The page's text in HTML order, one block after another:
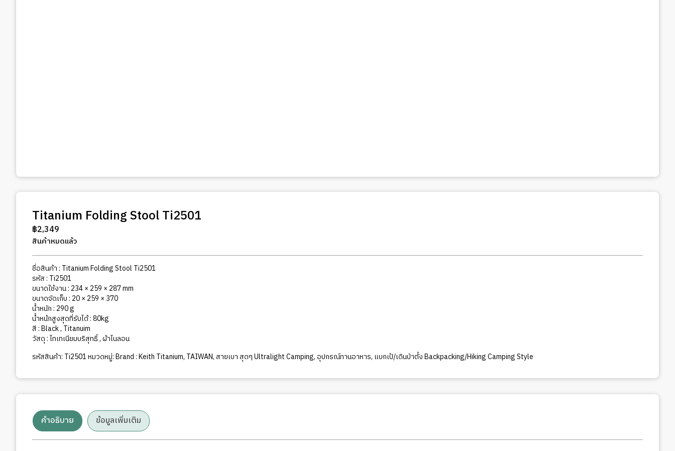
Titanium Folding Stool Ti2501
฿2,349
สินค้าหมดแล้ว
ชื่อสินค้า : Titanium Folding Stool Ti2501
รหัส : Ti2501
ขนาดใช้งาน : 234 × 259 × 287 mm
ขนาดจัดเก็บ : 20 × 259 × 370
น้ำหนัก : 290 g
น้ำหน้กสูงสุดที่รับได้ : 80kg
สี : Black , Titanuim
วัสดุ : ไทเทเนียมบริสุทธิ์ , ผ้าไนลอน
รหัสสินค้า: Ti2501หมวดหมู่:Brand : Keith Titanium, TAIWAN,สายเบา สุดๆ Ultralight Camping,อุปกรณ์ทานอาหาร, แบกเป้/เดินป่าตั้ง Backpacking/Hiking Camping Style
คำอธิบาย ข้อมูลเพิ่มเติม